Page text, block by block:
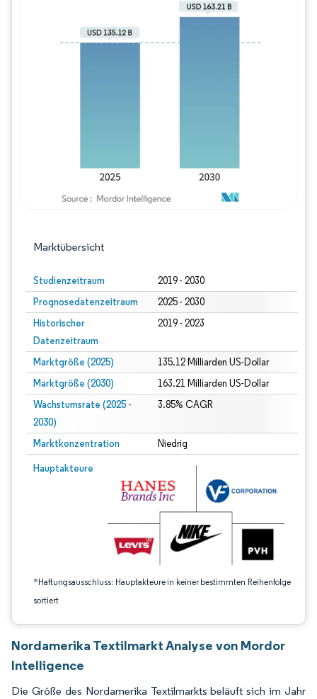
Marktübersicht
Studienzeitraum 2019 - 2030
Prognosedatenzeitraum 2025 - 2030
Historischer
Datenzeitraum
2019 - 2023
Marktgröße (2025) 135.12 Milliarden US-Dollar
Marktgröße (2030) 163.21 Milliarden US-Dollar
Wachstumsrate (2025 -
2030)
3.85% CAGR
Marktkonzentration Niedrig
Hauptakteure
*Haftungsausschluss: Hauptakteure in keiner bestimmten Reihenfolge
sortiert
Bild © Mordor Intelligence. Wiederverwendung erfordert Namensnennung
Nordamerika Textilmarkt Analyse von Mordor
Intelligence
Die Größe des Nordamerika Textilmarkts beläuft sich im Jahr